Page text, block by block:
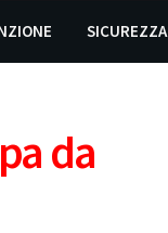
SICUREZZA
da